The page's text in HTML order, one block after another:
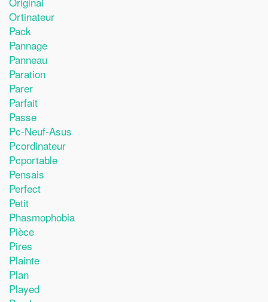
Ortinateur
Pack
Pannage
Panneau
Paration
Parer
Parfait
Passe
Pc-Neuf-Asus
Pcordinateur
Pcportable
Pensais
Perfect
Petit
Phasmophobia
Pièce
Pires
Plainte
Plan
Played